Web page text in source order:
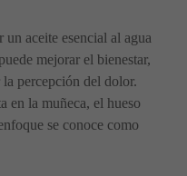
un aceite esencial al agua
mejorar el bienestar,
percepción del dolor.
en la muñeca, el hueso
se conoce como